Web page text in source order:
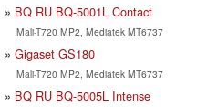
BQ RU BQ-5001L Contact
Mali-T720 MP2, Mediatek MT6737
Gigaset GS180
Mali-T720 MP2, Mediatek MT6737
BQ RU BQ-5005L Intense